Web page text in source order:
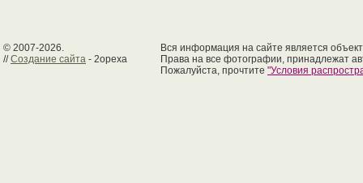
© 2007-2026.
//Создание сайта - 2opexa
Вся информация на сайте является
Права на все фотографии, принадлежат
Пожалуйста, прочтите "Условия